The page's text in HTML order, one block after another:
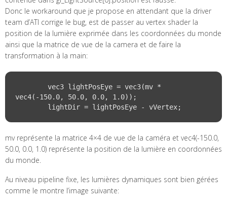
Donc le workaround que je propose en attendant que la driver
team d’ATI corrige le bug, est de passer au vertex shader la
position de la lumière exprimée dans les coordonnées du monde
ainsi que la matrice de vue de la camera et de faire la
transformation à la main:
vec4(-150.0, 50.0, 0.0, 1.0));
mv représente la matrice 4×4 de vue de la caméra et vec4(-150.0,
50.0, 0.0, 1.0) représente la position de la lumière en coordonnées
du monde.
Au niveau pipeline fixe, les lumières dynamiques sont bien gérées
comme le montre l’image suivante: